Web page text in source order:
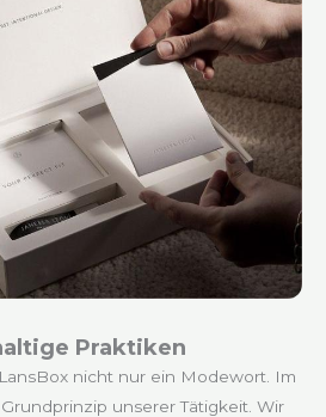
Praktiken
nicht nur ein Modewort. Im
unserer Tätigkeit. Wir